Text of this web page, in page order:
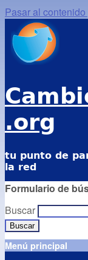
Pasar al
.org
tu punto de
la red
Formulario de
Buscar
Menú principal